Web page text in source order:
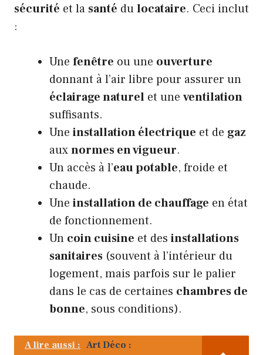
sécurité et la santé dulocataire. Ceci inclut
:
Une fenêtre ou une ouverture
donnant à l’air libre pour assurer un
éclairage naturel et une ventilation
suffisants.
Une installation électrique et de gaz
auxnormes en vigueur.
Un accès à l’eau potable, froide et
chaude.
Une installation de chauffage en état
de fonctionnement.
Un coin cuisine et des installations
sanitaires (souvent à l’intérieur du
logement, mais parfois sur le palier
dans le cas de certaines chambres de
bonne, sous conditions).
A lire aussi : Art Déco :